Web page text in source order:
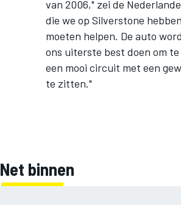
van 2006," zei de
die we op Silverstone
moeten helpen. De auto
ons uiterste best doen om te
een mooi circuit met een
te zitten."
Net binnen